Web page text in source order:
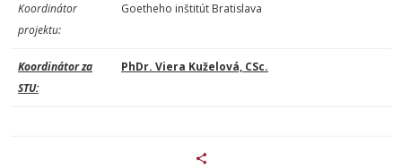
Koordinátor
projektu:
Goetheho inštitút Bratislava
Koordinátor za
STU:
PhDr. Viera Kuželová, CSc.